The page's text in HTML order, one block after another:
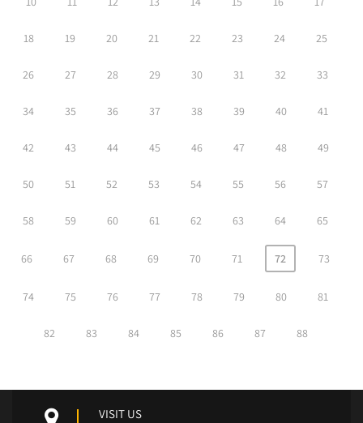
18 19 20 21 22 23 24 25
26 27 28 29 30 31 32 33
34 35 36 37 38 39 40 41
42 43 44 45 46 47 48 49
50 51 52 53 54 55 56 57
58 59 60 61 62 63 64 65
66 67 68 69 70 71 72 73
74 75 76 77 78 79 80 81
82 83 84 85 86 87 88
VISIT US